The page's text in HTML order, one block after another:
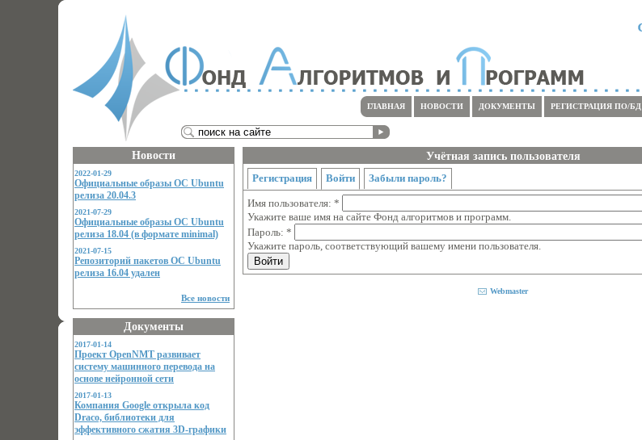
РЕГИСТРАЦИЯ ПО/БД
ДОКУМЕНТЫ
НОВОСТИ
ГЛАВНАЯ
Новости
2022-01-29
Официальные образы ОС Ubuntu
релиза 20.04.3
2021-07-29
Официальные образы ОС Ubuntu
релиза 18.04 (в формате minimal)
2021-07-15
Репозиторий пакетов ОС Ubuntu
релиза 16.04 удален
Все новости
Документы
2017-01-14
Проект OpenNMT развивает
систему машинного перевода на
основе нейронной сети
2017-01-13
Компания Google открыла код
Draco, библиотеки для
эффективного сжатия 3D-графики
Учётная запись пользователя
Регистрация Войти Забыли пароль?
Имя пользователя: *
Укажите ваше имя на сайте Фонд алгоритмов и программ.
Пароль: *
Укажите пароль, соответствующий вашему имени пользователя.
Webmaster